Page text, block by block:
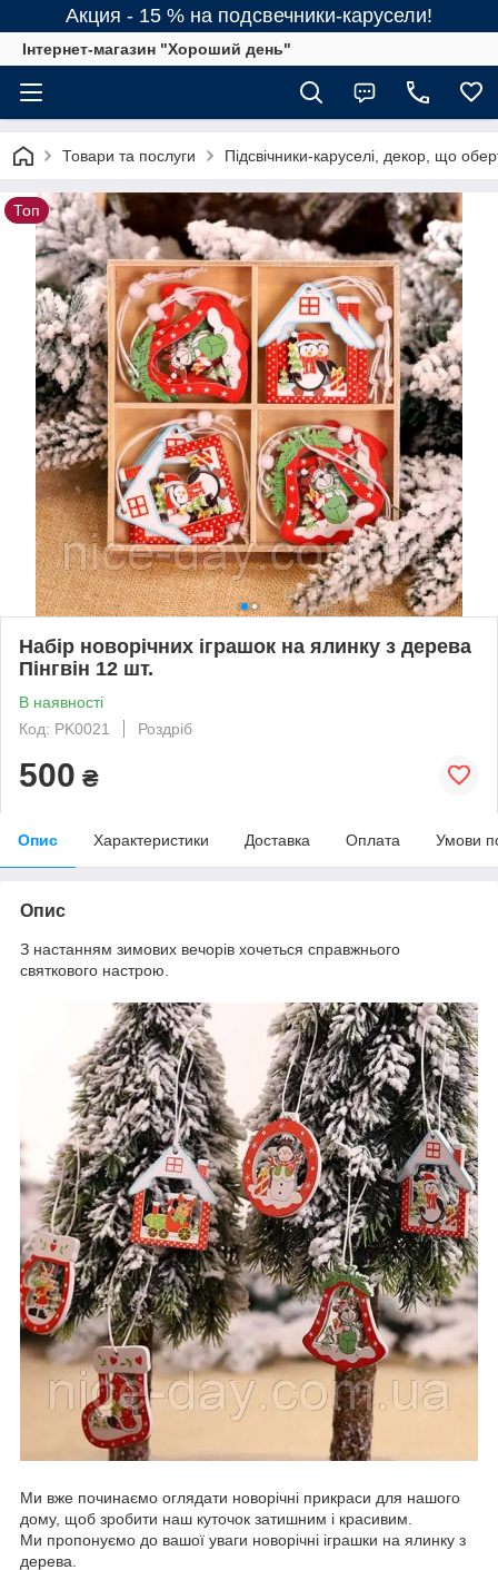
Акция - 15 % на подсвечники-карусели!
Інтернет-магазин "Хороший день"
Товари та послуги Підсвічники-каруселі, декор, що
Топ
Набір новорічних іграшок на ялинку з дерева
Пінгвін 12 шт.
В наявності
Код: PK0021
Роздріб
500 ₴
Опис Характеристики Доставка Оплата Умови
Опис
З настанням зимових вечорів хочеться справжнього
святкового настрою.
Ми вже починаємо оглядати новорічні прикраси для нашого
дому, щоб зробити наш куточок затишним і красивим.
Ми пропонуємо до вашої уваги новорічні іграшки на ялинку з
дерева.